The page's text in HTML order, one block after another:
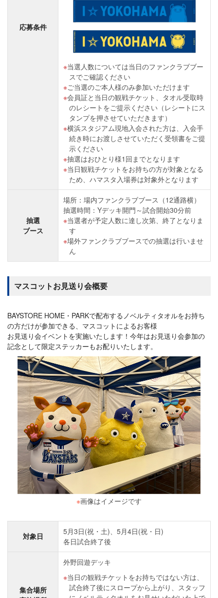
応募条件
当選人数については当日のファンクラブブー
スでご確認ください
ご当選のご本人様のみ参加いただけます
会員証と当日の観戦チケット、タオル受取時
のレシートをご提示ください（レシートにス
タンプを押させていただきます）
横浜スタジアム現地入会された方は、入会手
続き時にお渡しさせていただく受領書をご提
示ください
抽選はおひとり様1回までとなります
当日観戦チケットをお持ちの方が対象となる
ため、ハマスタ入場券は対象外となります
抽選
ブース
場所：場内ファンクラブブース（12通路横）
抽選時間：Yデッキ開門～試合開始30分前
当選者が予定人数に達し次第、終了となりま
す
場外ファンクラブブースでの抽選は行いませ
ん
マスコットお見送り会概要
BAYSTORE HOME・PARKで配布するノベルティタオルをお持ち
の方だけが参加できる、マスコットによるお客様
お見送り会イベントを実施いたします！今年はお見送り会参加の
記念として限定ステッカーもお配りいたします。
※画像はイメージです
対象日
5月3日(祝・土)、5月4日(祝・日)
各日試合終了後
集合場所
外野回遊デッキ
当日の観戦チケットをお持ちではない方は、
試合終了後にスロープから上がり、スタッフ